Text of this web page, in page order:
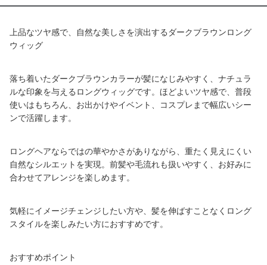
上品なツヤ感で、自然な美しさを演出するダークブラウンロング
ウィッグ
落ち着いたダークブラウンカラーが髪になじみやすく、ナチュラ
ルな印象を与えるロングウィッグです。ほどよいツヤ感で、普段
使いはもちろん、お出かけやイベント、コスプレまで幅広いシー
ンで活躍します。
ロングヘアならではの華やかさがありながら、重たく見えにくい
自然なシルエットを実現。前髪や毛流れも扱いやすく、お好みに
合わせてアレンジを楽しめます。
気軽にイメージチェンジしたい方や、髪を伸ばすことなくロング
スタイルを楽しみたい方におすすめです。
おすすめポイント